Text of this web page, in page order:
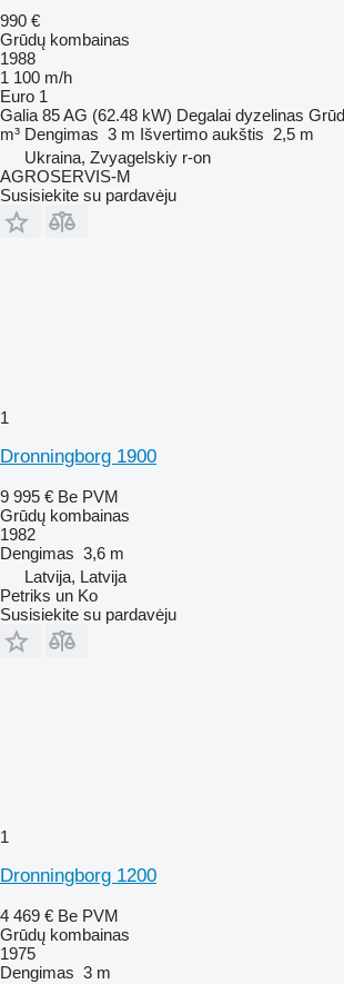
990 €
Grūdų kombainas
1988
1 100 m/h
Euro 1
Galia 85 AG (62.48 kW) Degalai dyzelinas
m³ Dengimas 3 m Išvertimo aukštis 2,5 m
Ukraina, Zvyagelskiy r-on
AGROSERVIS-M
Susisiekite su pardavėju
1
Dronningborg 1900
9 995 € Be PVM
Grūdų kombainas
1982
Dengimas 3,6 m
Latvija, Latvija
Petriks un Ko
Susisiekite su pardavėju
1
Dronningborg 1200
4 469 € Be PVM
Grūdų kombainas
1975
Dengimas 3 m